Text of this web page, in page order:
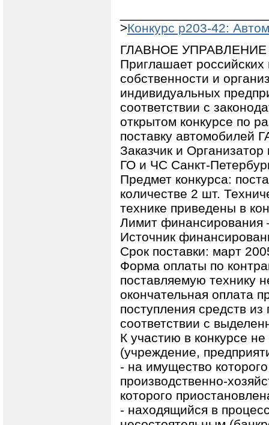
>Конкурс p203-42:
ГЛАВНОЕ
Приглашает
собственности и
индивидуальных
соответствии с
открытом конкурсе по
поставку автомобилей
Заказчик и
ГО и ЧС Санкт-
Предмет конкурса:
количестве 2 шт.
технике приведены в
Лимит финансирования
Источник
Срок поставки: март
Форма оплаты по
поставляемую технику
окончательная оплата
поступления средств
соответствии с
К участию в конкурсе
(учреждение,
- на имущество
производственно-
которого
- находящийся в